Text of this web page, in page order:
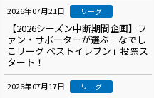
2026年07月21日 リーグ
【2026シーズン中断期間企画】フ
ァン・サポーターが選ぶ「なでし
こリーグ ベストイレブン」投票ス
タート！
2026年07月17日 リーグ